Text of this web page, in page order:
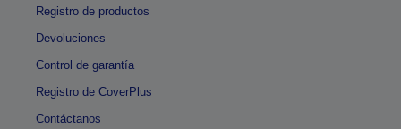
Registro de productos
Devoluciones
Control de garantía
Registro de CoverPlus
Contáctanos